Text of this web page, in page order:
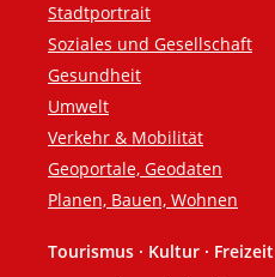
Stadtportrait
Soziales und Gesellschaft
Gesundheit
Umwelt
Verkehr & Mobilität
Geoportale, Geodaten
Planen, Bauen, Wohnen
Tourismus · Kultur · Freizeit